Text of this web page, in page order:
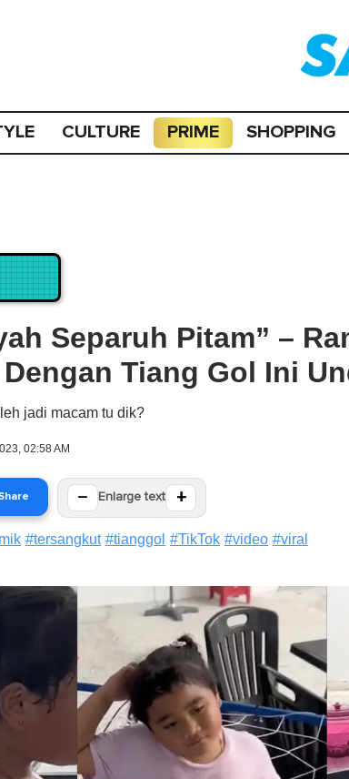
CULTURE PRIME SHOPPING
Separuh Pitam” –
Tiang Gol Ini
jadi macam tu dik?
02:58 AM
− Enlarge text +
#tersangkut #tianggol #TikTok #video #viral